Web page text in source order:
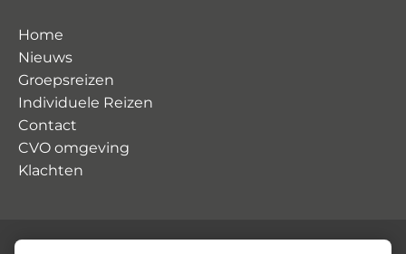
Home
Nieuws
Groepsreizen
Individuele Reizen
Contact
CVO omgeving
Klachten